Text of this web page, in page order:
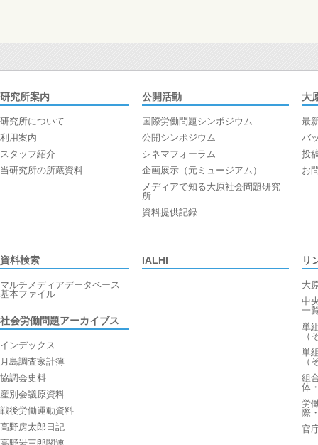
研究所案内
研究所について
利用案内
スタッフ紹介
当研究所の所蔵資料
公開活動
国際労働問題シンポジウム
公開シンポジウム
シネマフォーラム
企画展示（元ミュージアム）
メディアで知る大原社会問題研究
所
資料提供記録
大
最
バ
投
お
資料検索
マルチメディアデータベース
基本ファイル
社会労働問題アーカイブス
インデックス
月島調査家計簿
協調会史料
産別会議原資料
戦後労働運動資料
高野房太郎日記
IALHI リ
大
中
一
単
（
単
（
組
体
労
際
官